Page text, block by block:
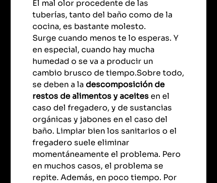
El mal olor procedente de las
tuberías, tanto del baño como de la
cocina, es bastante molesto.
Surge cuando menos te lo esperas. Y
en especial, cuando hay mucha
humedad o se va a producir un
cambio brusco de tiempo.Sobre todo,
se deben a ladescomposición de
restos de alimentos y aceitesen el
caso del fregadero, y de sustancias
orgánicas y jabones en el caso del
baño. Limpiar bien los sanitarios o el
fregadero suele eliminar
momentáneamente el problema. Pero
en muchos casos, el problema se
repite. Además, en poco tiempo. Por